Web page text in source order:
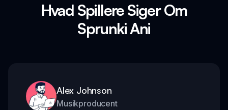
Hvad Spillere Siger Om
Sprunki Ani
Alex Johnson
Musikproducent